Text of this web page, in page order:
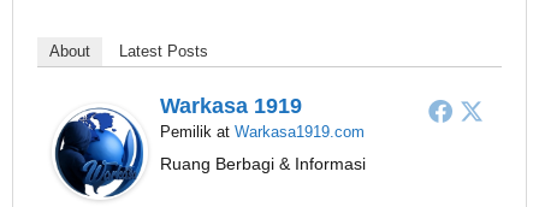
About Latest Posts
Warkasa 1919
Pemilik at Warkasa1919.com
Ruang Berbagi & Informasi